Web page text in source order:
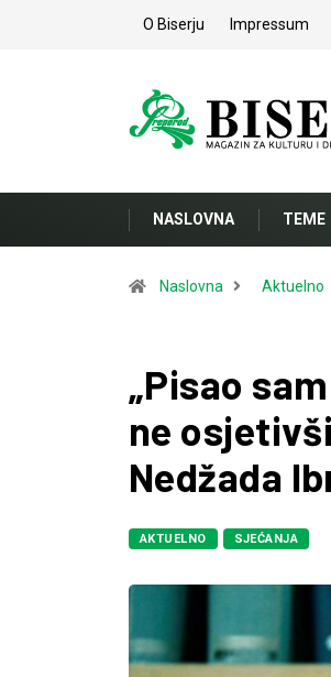
O Biserju Impressum
NASLOVNA TEME
Naslovna Aktuelno
„Pisao
ne
Nedžada
AKTUELNO SJEĆANJA